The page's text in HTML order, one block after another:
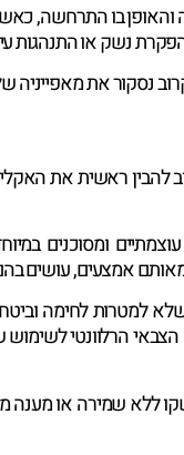
בו התרחשה,
נשק או התנהגות
נסקור את מאפייניה
ראשית את
ומסוכנים
אמצעים, עושים
לחימה
הצבאי הרלוונטי
ללא שמירה או